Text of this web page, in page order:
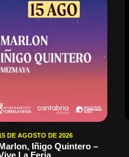
DE AGOSTO DE 2026
Iñigo Quintero –